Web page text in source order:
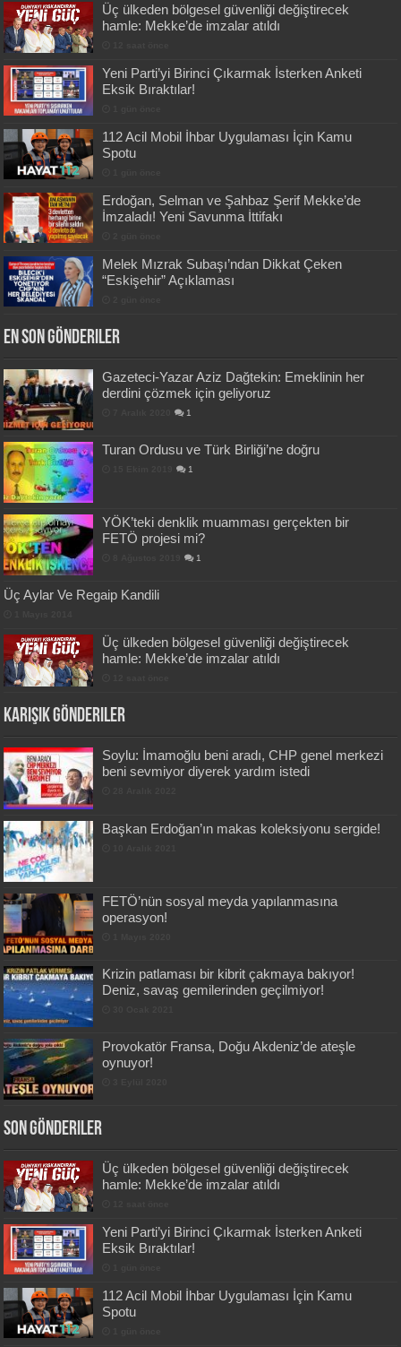
Üç ülkeden bölgesel güvenliği değiştirecek
hamle: Mekke’de imzalar atıldı
Yeni Parti’yi Birinci Çıkarmak İsterken Anketi
Eksik Bıraktılar!
112 Acil Mobil İhbar Uygulaması İçin Kamu
Spotu
Erdoğan, Selman ve Şahbaz Şerif Mekke’de
İmzaladı! Yeni Savunma İttifakı
Melek Mızrak Subaşı’ndan Dikkat Çeken
“Eskişehir” Açıklaması
En Son Gönderiler
Gazeteci-Yazar Aziz Dağtekin: Emeklinin her
derdini çözmek için geliyoruz
1
Turan Ordusu ve Türk Birliği’ne doğru
1
YÖK’teki denklik muamması gerçekten bir
FETÖ projesi mi?
1
Üç Aylar Ve Regaip Kandili
Üç ülkeden bölgesel güvenliği değiştirecek
hamle: Mekke’de imzalar atıldı
Karışık Gönderiler
Soylu: İmamoğlu beni aradı, CHP genel merkezi
beni sevmiyor diyerek yardım istedi
Başkan Erdoğan’ın makas koleksiyonu sergide!
FETÖ’nün sosyal meyda yapılanmasına
operasyon!
Krizin patlaması bir kibrit çakmaya bakıyor!
Deniz, savaş gemilerinden geçilmiyor!
Provokatör Fransa, Doğu Akdeniz’de ateşle
oynuyor!
Son Gönderiler
Üç ülkeden bölgesel güvenliği değiştirecek
hamle: Mekke’de imzalar atıldı
Yeni Parti’yi Birinci Çıkarmak İsterken Anketi
Eksik Bıraktılar!
112 Acil Mobil İhbar Uygulaması İçin Kamu
Spotu